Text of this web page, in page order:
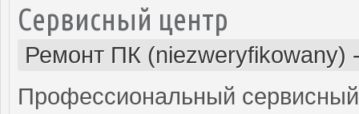
Сервисный центр
Ремонт ПК (niezweryfikowany)
Профессиональный